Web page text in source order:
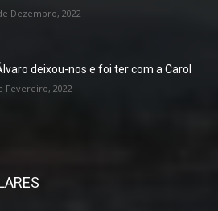
Dezembro, 2022
deixou-nos e foi ter com a Carol
Fevereiro, 2022